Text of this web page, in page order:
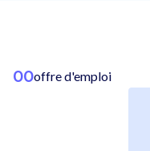
00offre d'emploi